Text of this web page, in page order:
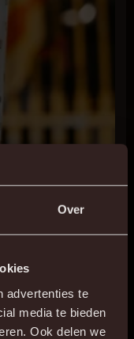
Over
advertenties te
media te bieden
Ook delen we